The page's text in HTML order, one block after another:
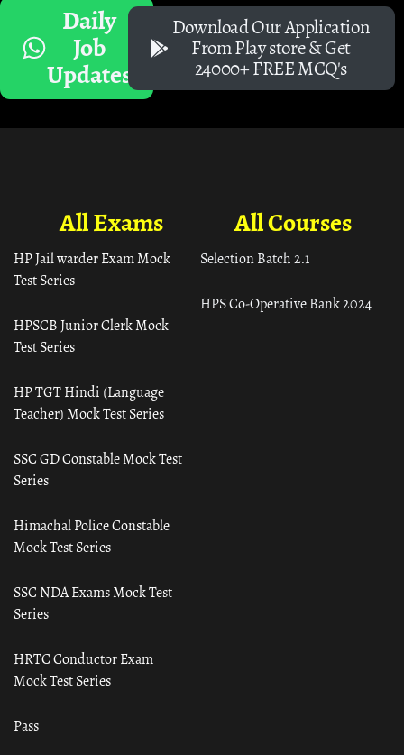
Daily
Job
Updates
Download Our Application
From Play store & Get
24000+ FREE MCQ's
All Courses
Selection Batch 2.1
HPS Co-Operative Bank 2024
All Exams
HP Jail warder Exam Mock
Test Series
HPSCB Junior Clerk Mock
Test Series
HP TGT Hindi (Language
Teacher) Mock Test Series
SSC GD Constable Mock Test
Series
Himachal Police Constable
Mock Test Series
SSC NDA Exams Mock Test
Series
HRTC Conductor Exam
Mock Test Series
Pass